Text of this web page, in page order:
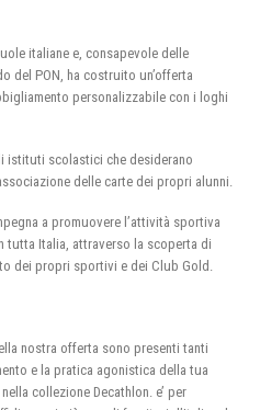
italiane e, consapevole delle
del PON, ha costruito un’offerta
personalizzabile con i loghi
istituti scolastici che desiderano
delle carte dei propri alunni.
a promuovere l’attività sportiva
tutta Italia, attraverso la scoperta di
dei propri sportivi e dei Club Gold.
nostra offerta sono presenti tanti
e la pratica agonistica della tua
collezione Decathlon. e’ per